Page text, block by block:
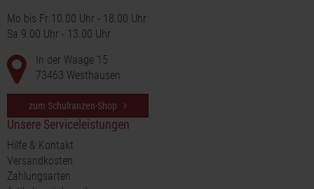
Mo bis Fr 10.00 Uhr - 18.00 Uhr
Sa 9.00 Uhr - 13.00 Uhr
In der Waage 15
73463 Westhausen
zum Schulranzen-Shop
Unsere Serviceleistungen
Hilfe & Kontakt
Versandkosten
Zahlungsarten